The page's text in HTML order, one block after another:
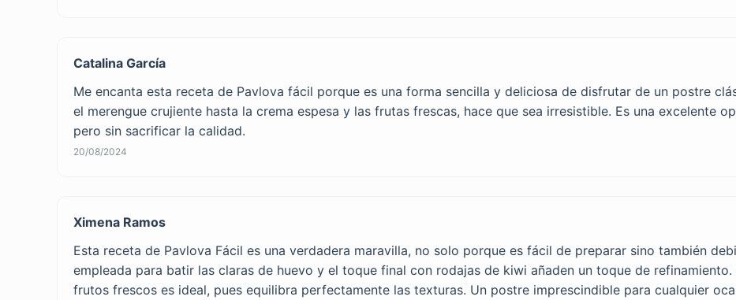
Catalina García
Me encanta esta receta de Pavlova fácil porque es una forma sencilla y deliciosa de disfrutar de un postre
el merengue crujiente hasta la crema espesa y las frutas frescas, hace que sea irresistible. Es una excelente
pero sin sacrificar la calidad.
20/08/2024
Ximena Ramos
Esta receta de Pavlova Fácil es una verdadera maravilla, no solo porque es fácil de preparar sino también
empleada para batir las claras de huevo y el toque final con rodajas de kiwi añaden un toque de
frutos frescos es ideal, pues equilibra perfectamente las texturas. Un postre imprescindible para cualquier